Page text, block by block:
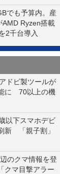
でも予算内。産
AMD Ryzen搭載
2千台導入
ドビ製ツールが
に 70以上の機
以下スマホデビ
新 「親子割」
のクマ情報を登
クマ目撃アラー